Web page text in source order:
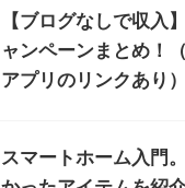
【ブログなしで収入
ャンペーンまとめ！
アプリのリンクあり）
スマートホーム入門